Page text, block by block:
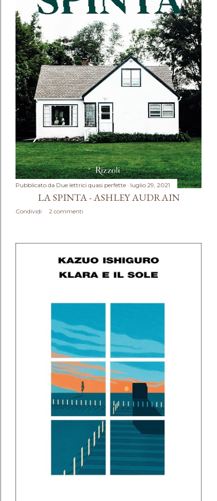
Pubblicato da Due lettrici quasi perfette luglio 29, 2021
LA SPINTA - ASHLEY AUDRAIN
Condividi 2 commenti